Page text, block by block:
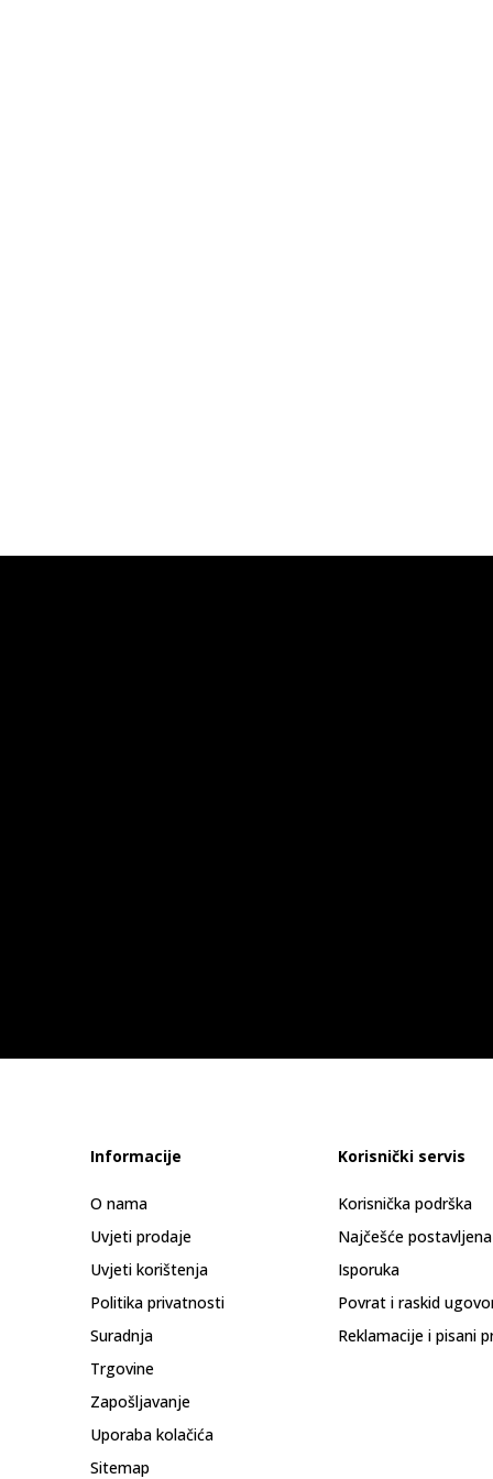
Informacije
O nama
Uvjeti prodaje
Uvjeti korištenja
Politika privatnosti
Suradnja
Trgovine
Zapošljavanje
Uporaba kolačića
Sitemap
Korisnički servis
Korisnička podrška
Najčešće
Isporuka
Povrat i raskid
Reklamacije i pisani